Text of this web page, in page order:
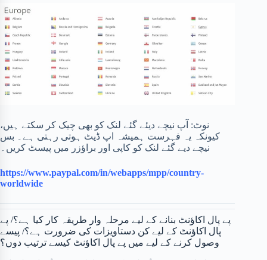
نوٹ: آپ نیچے دیئے گئے لنک کو بھی چیک کر سکتے ہیں،
کیونکہ یہ فہرست ہمیشہ اپ ڈیٹ ہوتی رہتی ہے۔ بس
نیچے دیے گئے لنک کو کاپی اور براؤزر میں پیسٹ کریں۔
https://www.paypal.com/in/webapps/mpp/country-
worldwide
پے پال اکاؤنٹ بنانے کے لیے مرحلہ وار طریقہ کار کیا ہے؟/ پے
پال اکاؤنٹ کے لیے کن دستاویزات کی ضرورت ہے؟/ پیسے
وصول کرنے کے لیے میں پے پال اکاؤنٹ کیسے ترتیب دوں؟